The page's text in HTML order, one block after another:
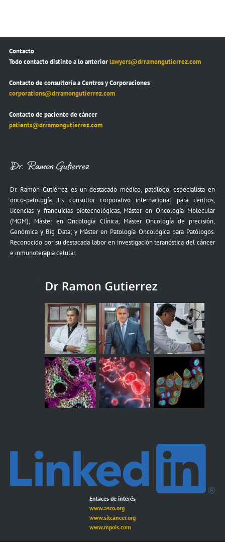
Contacto
Todo contacto distinto a lo anteriorlawyers@drramongutierrez.com
Contacto de consultoría a Centros y Corporaciones
corporations@drramongutierrez.com
Contacto de paciente de cáncer
patients@drramongutierrez.com
Dr. Ramón Gutiérrez es un destacado médico, patólogo, especialista en
onco-patología. Es consultor corporativo internacional para centros,
licencias y franquicias biotecnológicas, Máster en Oncología Molecular
(MOM); Máster en Oncología Clínica; Máster Oncología de precisión,
Genómica y Big Data; y Máster en Patología Oncológica para Patólogos.
Reconocido por su destacada labor en investigación teranóstica del cáncer
e inmunoterapia celular.
Enlaces de interés
www.asco.org
www.sitcancer.org
www.mpois.com